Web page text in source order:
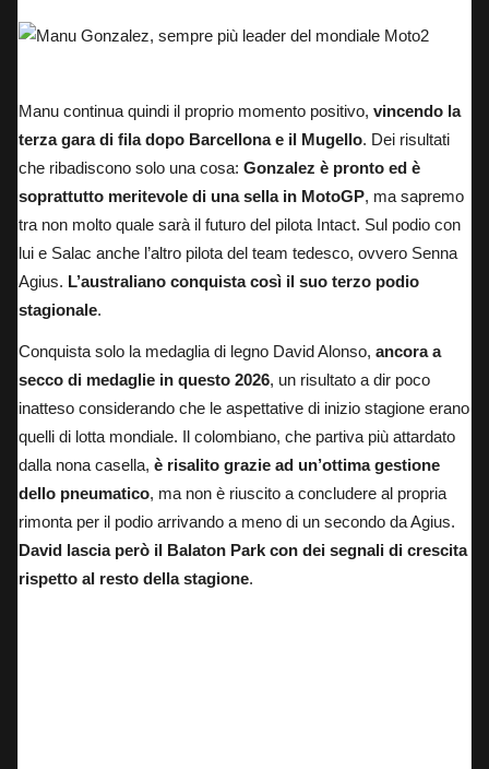
Manu continua quindi il proprio momento positivo, vincendo la
terza gara di fila dopo Barcellona e il Mugello. Dei risultati
che ribadiscono solo una cosa: Gonzalez è pronto ed è
soprattutto meritevole di una sella in MotoGP, ma sapremo
tra non molto quale sarà il futuro del pilota Intact. Sul podio con
lui e Salac anche l’altro pilota del team tedesco, ovvero Senna
Agius. L’australiano conquista così il suo terzo podio
stagionale.
Conquista solo la medaglia di legno David Alonso, ancora a
secco di medaglie in questo 2026, un risultato a dir poco
inatteso considerando che le aspettative di inizio stagione erano
quelli di lotta mondiale. Il colombiano, che partiva più attardato
dalla nona casella, è risalito grazie ad un’ottima gestione
dello pneumatico, ma non è riuscito a concludere al propria
rimonta per il podio arrivando a meno di un secondo da Agius.
David lascia però il Balaton Park con dei segnali di crescita
rispetto al resto della stagione.